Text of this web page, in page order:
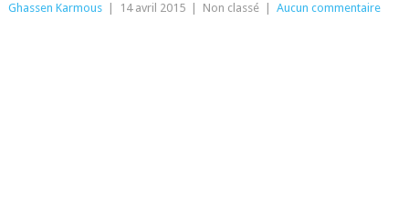
Ghassen Karmous 14 avril 2015 Non classé Aucun commentaire